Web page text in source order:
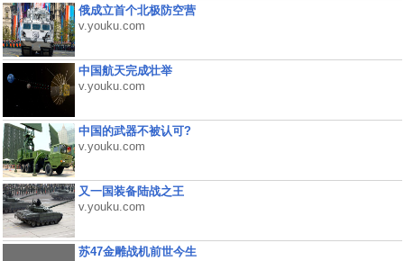
俄成立首个北极防空营
v.youku.com
中国航天完成壮举
v.youku.com
中国的武器不被认可?
v.youku.com
又一国装备陆战之王
v.youku.com
苏47金雕战机前世今生